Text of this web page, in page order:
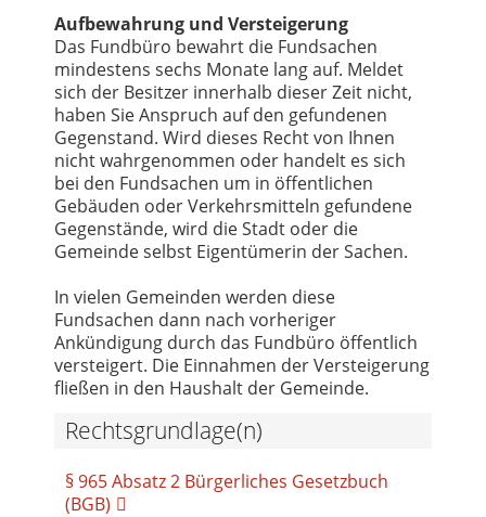
Aufbewahrung und Versteigerung
Das Fundbüro bewahrt die Fundsachen
mindestens sechs Monate lang auf. Meldet
sich der Besitzer innerhalb dieser Zeit nicht,
haben Sie Anspruch auf den gefundenen
Gegenstand. Wird dieses Recht von Ihnen
nicht wahrgenommen oder handelt es sich
bei den Fundsachen um in öffentlichen
Gebäuden oder Verkehrsmitteln gefundene
Gegenstände, wird die Stadt oder die
Gemeinde selbst Eigentümerin der Sachen.
In vielen Gemeinden werden diese
Fundsachen dann nach vorheriger
Ankündigung durch das Fundbüro öffentlich
versteigert. Die Einnahmen der Versteigerung
fließen in den Haushalt der Gemeinde.
Rechtsgrundlage(n)
§ 965 Absatz 2 Bürgerliches Gesetzbuch
(BGB)